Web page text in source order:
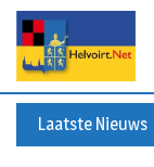
p
Laatste Nieuws